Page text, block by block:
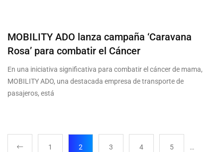
MOBILITY ADO lanza campaña ‘Caravana
Rosa’ para combatir el Cáncer
En una iniciativa significativa para combatir el cáncer de mama,
MOBILITY ADO, una destacada empresa de transporte de
pasajeros, está
1 2 3 4 5 …